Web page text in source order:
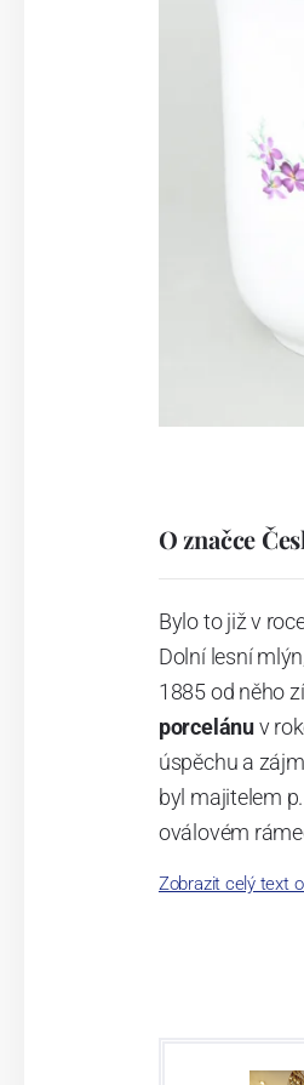
O značce
Bylo to již v
Dolní lesní
1885 od něho
porcelánuv
úspěchu a
byl majitelem
oválovém
Dnes, kdy čtete
Zobrazit celý text